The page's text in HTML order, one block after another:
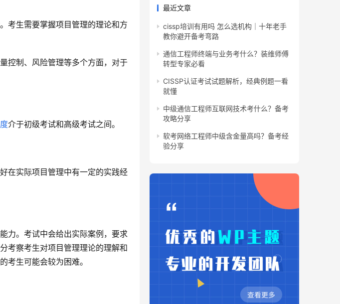
考生需要掌握项目管理的理论和方
控制、风险管理等多个方面，对于
介于初级考试和高级考试之间。
在实际项目管理中有一定的实践经
力。考试中会给出实际案例，要求
考察考生对项目管理理论的理解和
考生可能会较为困难。
最近文章
cissp培训有用吗 怎么选机构｜十年老手
教你避开备考弯路
通信工程师终端与业务考什么？装维师傅
转型专家必看
CISSP认证考试试题解析，经典例题一看
就懂
中级通信工程师互联网技术考什么？备考
攻略分享
软考网络工程师中级含金量高吗？备考经
验分享